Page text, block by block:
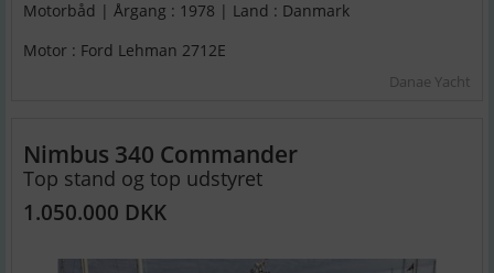
Motorbåd | Årgang : 1978 | Land : Danmark
Motor : Ford Lehman 2712E
Danae Yacht
Nimbus 340 Commander
Top stand og top udstyret
1.050.000 DKK